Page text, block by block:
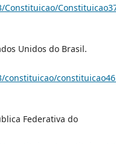
Unidos do Brasil.
constituicao/
Federativa do